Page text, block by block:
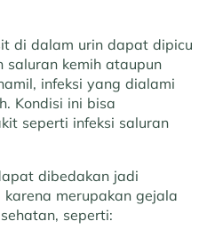
di dalam urin dapat dipicu
saluran kemih ataupun
infeksi yang dialami
Kondisi ini bisa
seperti infeksi saluran
dibedakan jadi
merupakan gejala
seperti: